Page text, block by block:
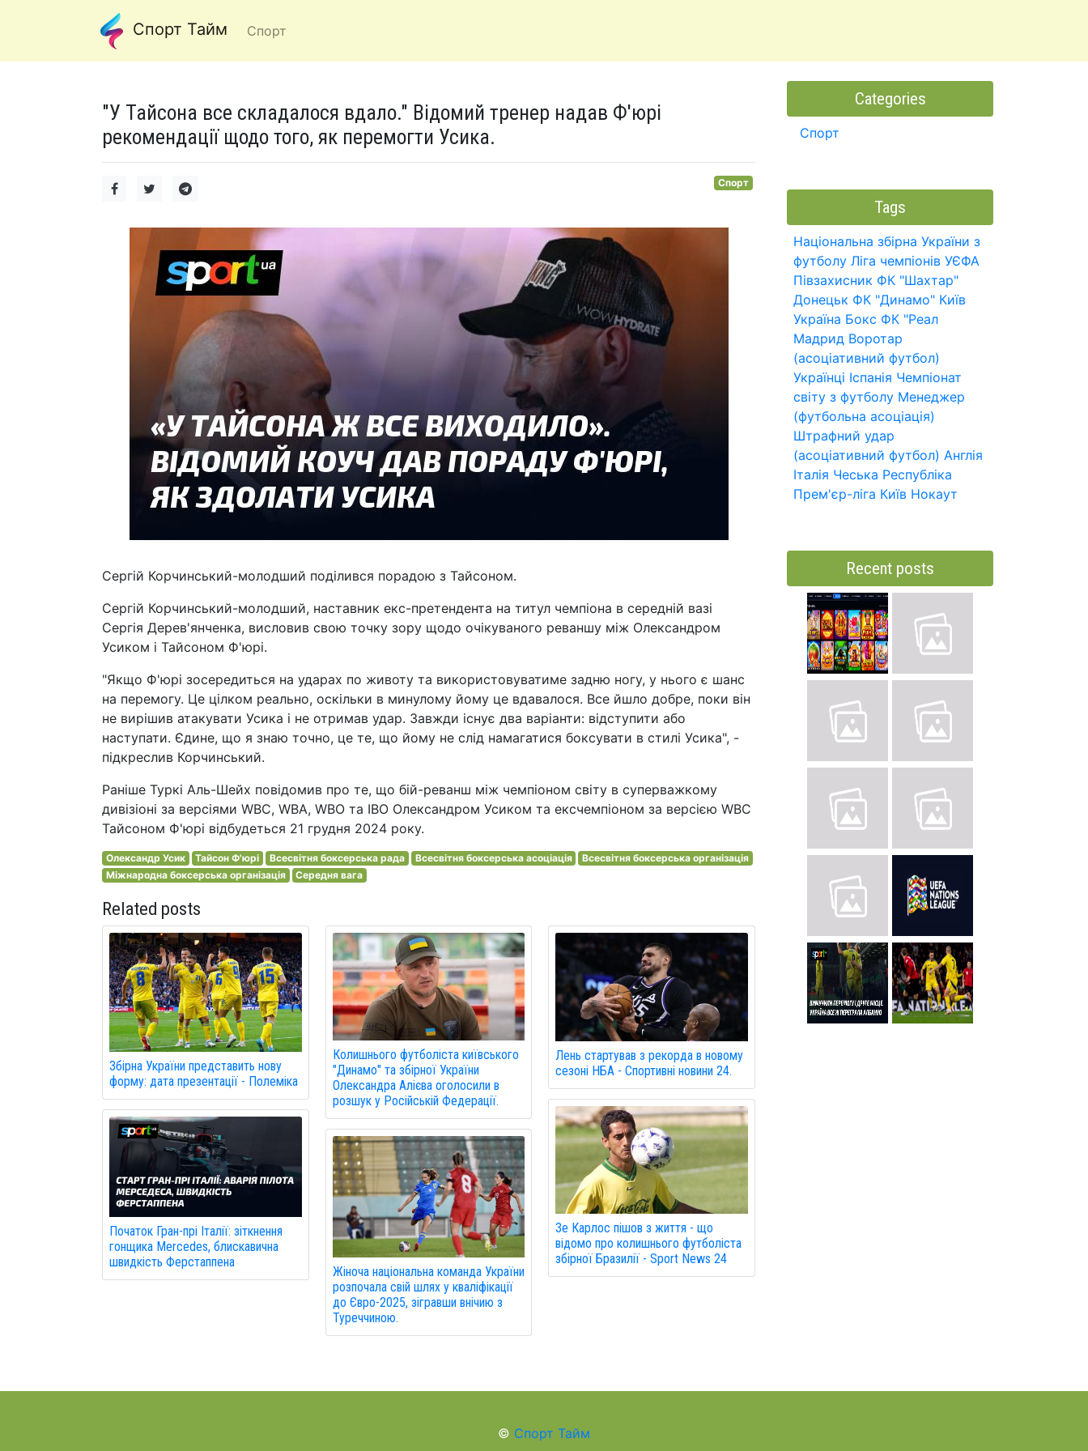
Спорт Тайм Спорт
"У Тайсона все складалося вдало." Відомий тренер надав Ф'юрі
рекомендації щодо того, як перемогти Усика.
Спорт
Сергій Корчинський-молодший поділився порадою з Тайсоном.
Сергій Корчинський-молодший, наставник екс-претендента на титул чемпіона в середній вазі
Сергія Дерев'янченка, висловив свою точку зору щодо очікуваного реваншу між Олександром
Усиком і Тайсоном Ф'юрі.
"Якщо Ф'юрі зосередиться на ударах по животу та використовуватиме задню ногу, у нього є шанс
на перемогу. Це цілком реально, оскільки в минулому йому це вдавалося. Все йшло добре, поки він
не вирішив атакувати Усика і не отримав удар. Завжди існує два варіанти: відступити або
наступати. Єдине, що я знаю точно, це те, що йому не слід намагатися боксувати в стилі Усика", -
підкреслив Корчинський.
Раніше Туркі Аль-Шейх повідомив про те, що бій-реванш між чемпіоном світу в суперважкому
дивізіоні за версіями WBC, WBA, WBO та IBO Олександром Усиком та ексчемпіоном за версією WBC
Тайсоном Ф'юрі відбудеться 21 грудня 2024 року.
Олександр Усик Тайсон Ф'юрі Всесвітня боксерська рада Всесвітня боксерська асоціація
Всесвітня боксерська організація
Міжнародна боксерська організація
Середня вага
Related posts
Збірна України представить нову
форму: дата презентації - Полеміка
Початок Гран-прі Італії: зіткнення
гонщика Mercedes, блискавична
швидкість Ферстаппена
Колишнього футболіста київського
"Динамо" та збірної України
Олександра Алієва оголосили в
розшук у Російській Федерації.
Жіноча національна команда України
розпочала свій шлях у кваліфікації
до Євро-2025, зігравши внічию з
Туреччиною.
Лень стартував з рекорда в новому
сезоні НБА - Спортивні новини 24.
Зе Карлос пішов з життя - що
відомо про колишнього футболіста
збірної Бразилії - Sport News 24
Categories
Спорт
Tags
Національна збірна України з
футболу Ліга чемпіонів УЄФА
Півзахисник ФК "Шахтар"
Донецьк ФК "Динамо" Київ
Україна Бокс ФК "Реал
Мадрид Воротар
(асоціативний футбол)
Українці Іспанія Чемпіонат
світу з футболу Менеджер
(футбольна асоціація)
Штрафний удар
(асоціативний футбол) Англія
Італія Чеська Республіка
Прем'єр-ліга Київ Нокаут
Recent posts
© Спорт Тайм